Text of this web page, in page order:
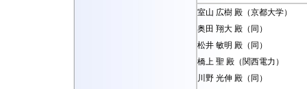
室山 広樹 殿（京都大学）
奥田 翔大 殿（同）
松井 敏明 殿（同）
橋上 聖 殿（関西電力）
川野 光伸 殿（同）